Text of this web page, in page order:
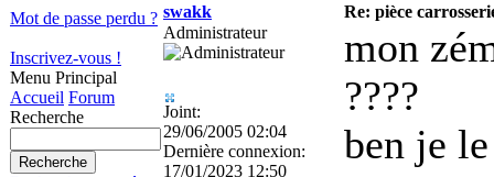
Mot de passe perdu ?
Inscrivez-vous !
Menu Principal
Accueil Forum
Recherche
swakk
Re: pièce
Administrateur
Joint:
29/06/2005 02:04
Dernière connexion:
17/01/2023 12:50
mon
????
ben je